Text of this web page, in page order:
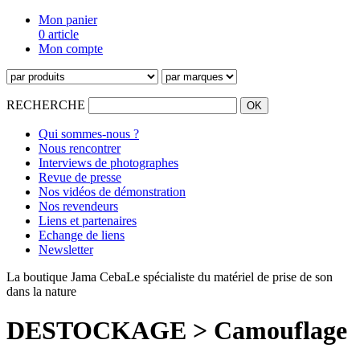
Mon panier
0 article
Mon compte
RECHERCHE
Qui sommes-nous ?
Nous rencontrer
Interviews de photographes
Revue de presse
Nos vidéos de démonstration
Nos revendeurs
Liens et partenaires
Echange de liens
Newsletter
La boutique Jama CebaLe spécialiste du matériel de prise de son
dans la nature
DESTOCKAGE > Camouflage